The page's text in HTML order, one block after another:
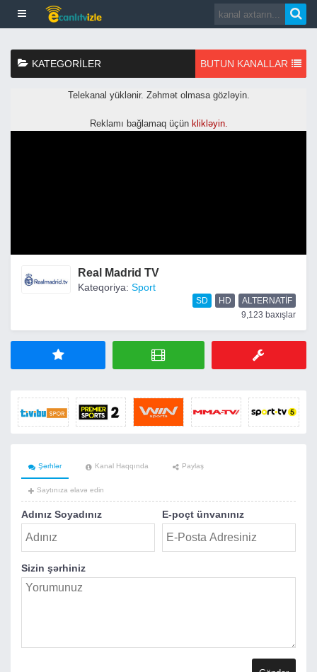
KATEGORILER BUTUN KANALLAR
Real Madrid TV
Kateqoriya: Sport
SD HD
ALTERNATIF
9,123 baxışlar
Şərhlər Kanal Haqqında Paylaş
Saytınıza əlavə edin
Adınız Soyadınız E-poçt ünvanınız
Sizin şərhiniz